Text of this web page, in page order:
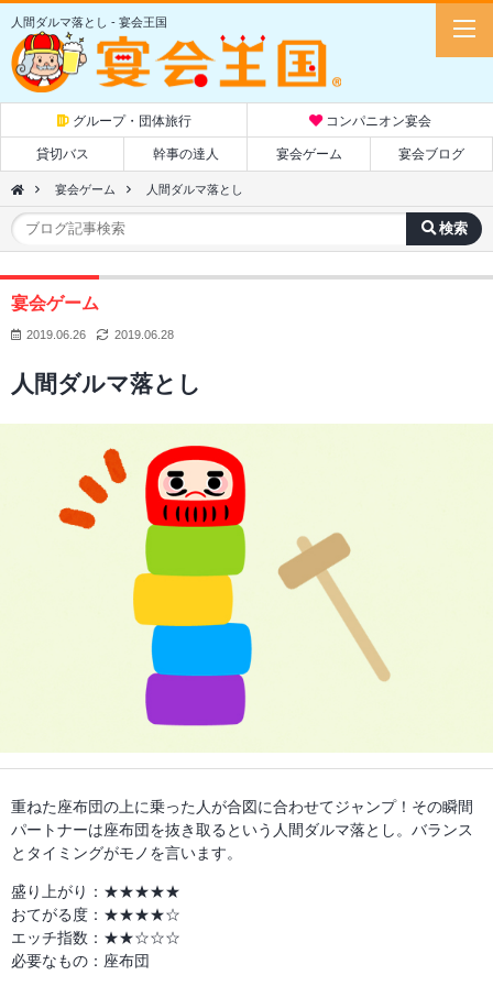
人間ダルマ落とし - 宴会王国
グループ・団体旅行 コンパニオン宴会
貸切バス 幹事の達人 宴会ゲーム 宴会ブログ
宴会ゲーム 人間ダルマ落とし
宴会ゲーム
2019.06.26 2019.06.28
人間ダルマ落とし
重ねた座布団の上に乗った人が合図に合わせてジャンプ！その瞬間
パートナーは座布団を抜き取るという人間ダルマ落とし。バランス
とタイミングがモノを言います。
盛り上がり：★★★★★
おてがる度：★★★★☆
エッチ指数：★★☆☆☆
必要なもの：座布団